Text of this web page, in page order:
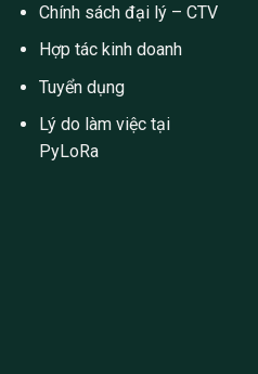
Chính sách đại lý – CTV
Hợp tác kinh doanh
Tuyển dụng
Lý do làm việc tại
PyLoRa